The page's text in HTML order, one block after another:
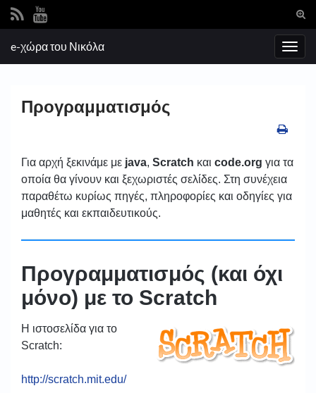
Search for:
e-χώρα του Νικόλα
Προγραμματισμός
Για αρχή ξεκινάμε με java, Scratch και code.org για τα
οποία θα γίνουν και ξεχωριστές σελίδες. Στη συνέχεια
παραθέτω κυρίως πηγές, πληροφορίες και οδηγίες για
μαθητές και εκπαιδευτικούς.
Προγραμματισμός (και όχι
μόνο) με το Scratch
Η ιστοσελίδα για το
Scratch:
http://scratch.mit.edu/